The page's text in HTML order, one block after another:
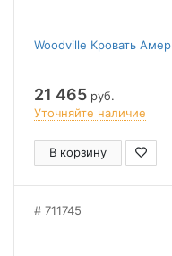
Woodville Кровать Амер
21 465 руб.
Уточняйте наличие
В корзину
711745